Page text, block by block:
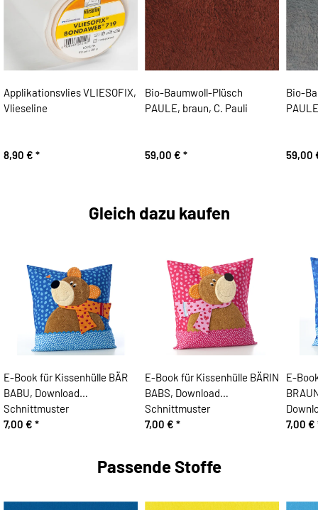
Applikationsvlies VLIESOFIX,
Vlieseline
8,90 € *
Bio-Baumwoll-Plüsch
PAULE, braun, C. Pauli
59,00 € *
Bio-
59,00
Gleich dazu kaufen
E-Book für Kissenhülle BÄR
BABU, Download
Schnittmuster
7,00 € *
E-Book für Kissenhülle BÄRIN
BABS, Download
Schnittmuster
7,00 € *
E-
7,00 €
Passende Stoffe